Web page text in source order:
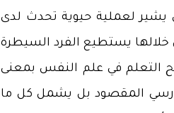
يشير لعملية حيوية تحدث لدى
خلالها يستطيع الفرد السيطرة
التعلم في علم النفس بمعنى
المقصود بل يشمل كل ما